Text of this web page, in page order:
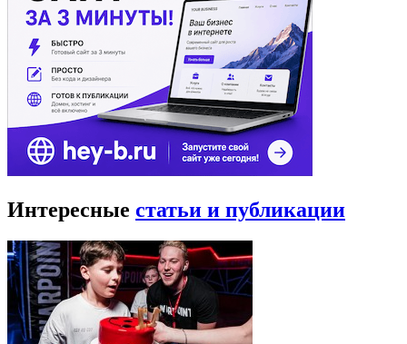
Интересные статьи и публикации